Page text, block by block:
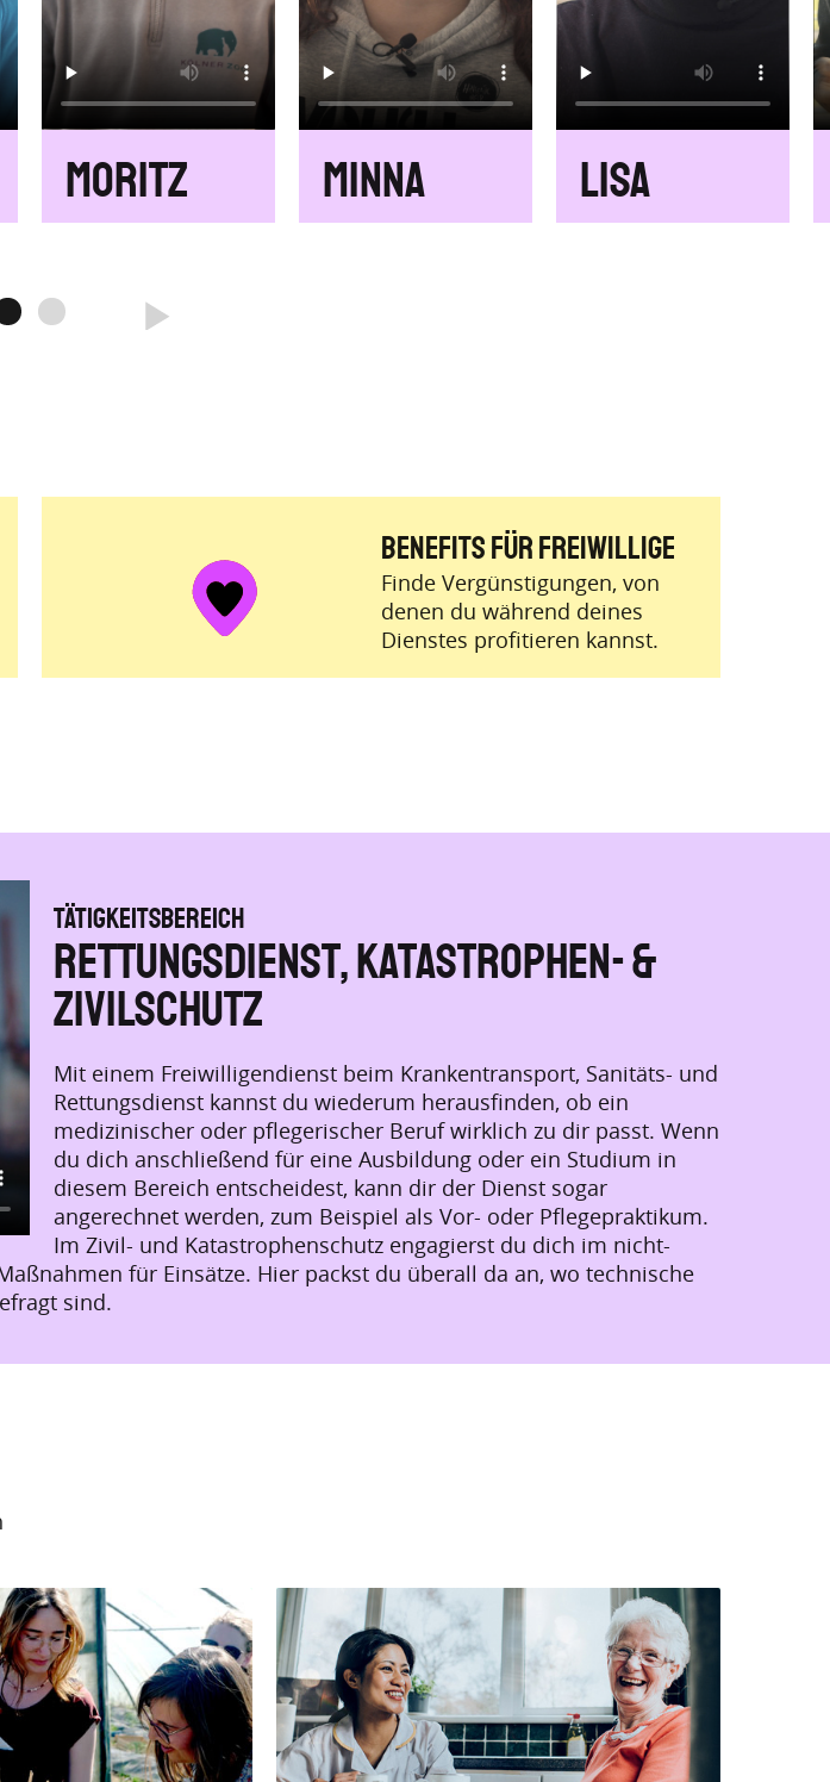
prev
next
Moritz Minna Lisa
BENEFITS für Freiwillige
Finde Vergünstigungen, von
denen du während deines
Dienstes profitieren kannst.
TÄTIGKEITSBEREICH
Rettungsdienst, Katastrophen- &
Zivilschutz
Mit einem Freiwilligendienst beim Krankentransport, Sanitäts- und
Rettungsdienst kannst du wiederum herausfinden, ob ein
medizinischer oder pflegerischer Beruf wirklich zu dir passt. Wenn
du dich anschließend für eine Ausbildung oder ein Studium in
diesem Bereich entscheidest, kann dir der Dienst sogar
angerechnet werden, zum Beispiel als Vor- oder Pflegepraktikum.
Im Zivil- und Katastrophenschutz engagierst du dich im nicht-
für Einsätze. Hier packst du überall da an, wo technische
sind.